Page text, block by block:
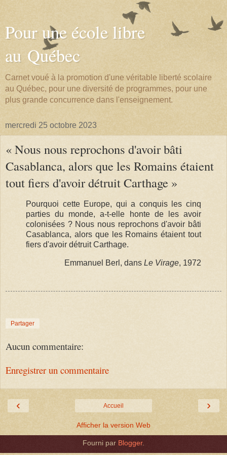
Pour une école libre
au Québec
Carnet voué à la promotion d'une véritable liberté scolaire
au Québec, pour une diversité de programmes, pour une
plus grande concurrence dans l'enseignement.
mercredi 25 octobre 2023
« Nous nous reprochons d'avoir bâti
Casablanca, alors que les Romains étaient
tout fiers d'avoir détruit Carthage »
Pourquoi cette Europe, qui a conquis les cinq
parties du monde, a-t-elle honte de les avoir
colonisées ? Nous nous reprochons d'avoir bâti
Casablanca, alors que les Romains étaient tout
fiers d'avoir détruit Carthage.
Emmanuel Berl, dans Le Virage, 1972
Partager
Aucun commentaire:
Enregistrer un commentaire
‹ ›
Accueil
Afficher la version Web
Fourni par Blogger.